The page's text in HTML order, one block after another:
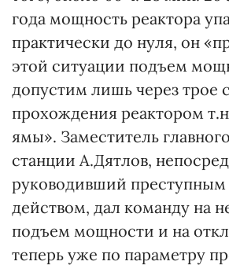
года мощность реактора
практически до нуля, он
этой ситуации подъем
допустим лишь через трое
прохождения реактором
ямы». Заместитель
станции А.Дятлов,
руководивший
действом, дал команду на
подъем мощности и на
теперь уже по параметру